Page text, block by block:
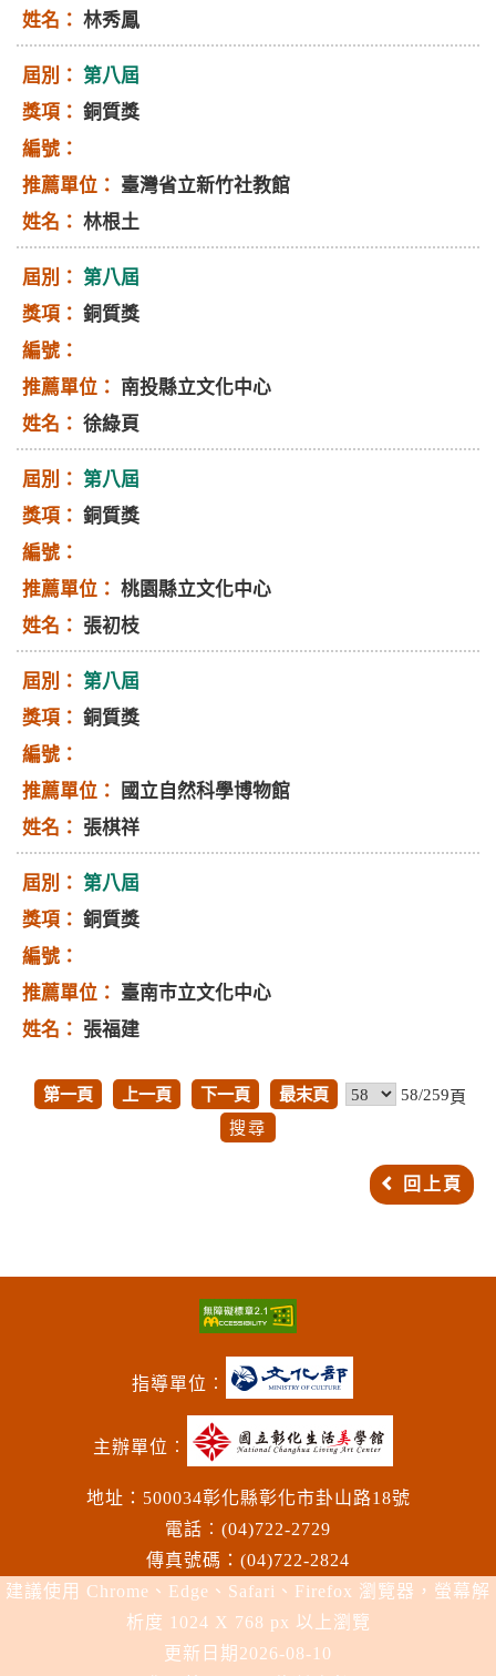
林秀鳳
第八屆
銅質獎
臺灣省立新竹社教館
林根土
第八屆
銅質獎
南投縣立文化中心
徐綠頁
第八屆
銅質獎
桃園縣立文化中心
張初枝
第八屆
銅質獎
國立自然科學博物館
張棋祥
第八屆
銅質獎
臺南巿立文化中心
張福建
第一頁 上一頁 下一頁 最末頁 58/259頁
回上頁
指導單位︰
主辦單位︰
地址：500034彰化縣彰化市卦山路18號
電話︰(04)722-2729
傳真號碼：(04)722-2824
建議使用 Chrome、Edge、Safari、Firefox 瀏覽器，螢幕解
析度 1024 X 768 px 以上瀏覽
更新日期 2026-08-10